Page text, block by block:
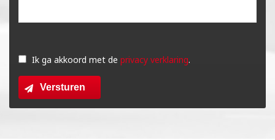
dit
veld
leeg
Ik ga akkoord met de privacy verklaring.
Versturen